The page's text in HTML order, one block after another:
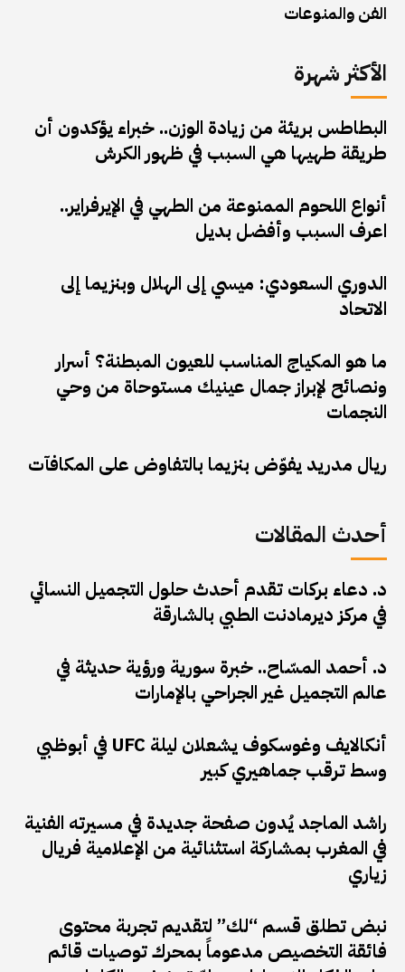
الفن والمنوعات
الأكثر شهرة
البطاطس بريئة من زيادة الوزن.. خبراء يؤكدون أن
طريقة طهيها هي السبب في ظهور الكرش
أنواع اللحوم الممنوعة من الطهي في الإيرفراير..
اعرف السبب وأفضل بديل
الدوري السعودي: ميسي إلى الهلال وبنزيما إلى
الاتحاد
ما هو المكياج المناسب للعيون المبطنة؟ أسرار
ونصائح لإبراز جمال عينيك مستوحاة من وحي
النجمات
ريال مدريد يفوّض بنزيما بالتفاوض على المكافآت
أحدث المقالات
د. دعاء بركات تقدم أحدث حلول التجميل النسائي
في مركز ديرمادنت الطبي بالشارقة
د. أحمد المسّاح.. خبرة سورية ورؤية حديثة في
عالم التجميل غير الجراحي بالإمارات
أنكالايف وغوسكوف يشعلان ليلة UFC في أبوظبي
وسط ترقب جماهيري كبير
راشد الماجد يُدون صفحة جديدة في مسيرته الفنية
في المغرب بمشاركة استثنائية من الإعلامية فريال
زياري
نبض تطلق قسم “لك” لتقديم تجربة محتوى
فائقة التخصيص مدعوماً بمحرك توصيات قائم